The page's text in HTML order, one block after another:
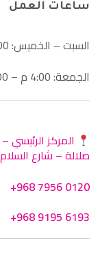
ساعات العمل
السبت – الخميس: 8:00 ص – 1:00 ص
الجمعة: 4:00 م – 1:00 ص
المركز الرئيسي
صلالة – شارع
+968 7956 0120
+968 9195 6193